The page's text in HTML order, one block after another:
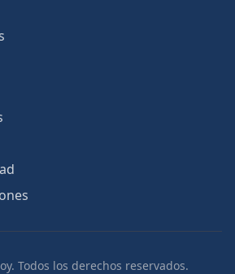
Todos los derechos reservados.